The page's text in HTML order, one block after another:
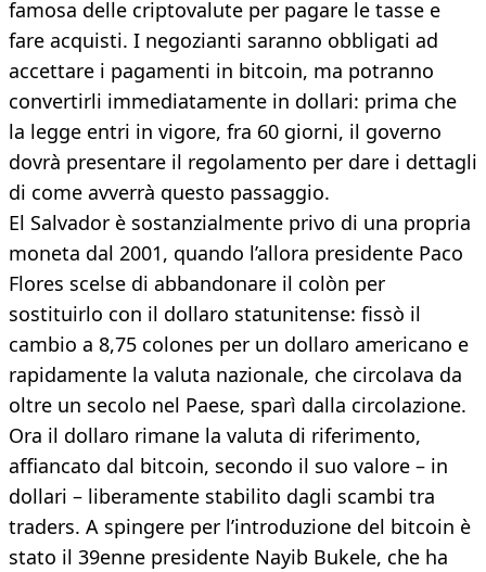
famosa delle criptovalute per pagare le tasse e
fare acquisti. I negozianti saranno obbligati ad
accettare i pagamenti in bitcoin, ma potranno
convertirli immediatamente in dollari: prima che
la legge entri in vigore, fra 60 giorni, il governo
dovrà presentare il regolamento per dare i dettagli
di come avverrà questo passaggio.
El Salvador è sostanzialmente privo di una propria
moneta dal 2001, quando l’allora presidente Paco
Flores scelse di abbandonare il colòn per
sostituirlo con il dollaro statunitense: fissò il
cambio a 8,75 colones per un dollaro americano e
rapidamente la valuta nazionale, che circolava da
oltre un secolo nel Paese, sparì dalla circolazione.
Ora il dollaro rimane la valuta di riferimento,
affiancato dal bitcoin, secondo il suo valore – in
dollari – liberamente stabilito dagli scambi tra
traders. A spingere per l’introduzione del bitcoin è
stato il 39enne presidente Nayib Bukele, che ha